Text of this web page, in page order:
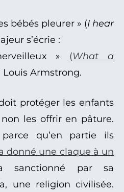
bébés pleurer » (I hear
s’écrie :
» (What a
Louis Armstrong.
protéger les enfants
les offrir en pâture.
qu’en partie ils
donné une claque à un
sanctionné par sa
une religion civilisée.